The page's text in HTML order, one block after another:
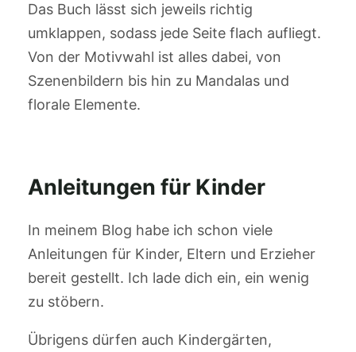
Das Buch lässt sich jeweils richtig
umklappen, sodass jede Seite flach aufliegt.
Von der Motivwahl ist alles dabei, von
Szenenbildern bis hin zu Mandalas und
florale Elemente.
Anleitungen für Kinder
In meinem Blog habe ich schon viele
Anleitungen für Kinder, Eltern und Erzieher
bereit gestellt. Ich lade dich ein, ein wenig
zu stöbern.
Übrigens dürfen auch Kindergärten,